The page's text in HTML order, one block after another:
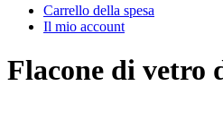
Bottiglie di birra
Carrello della spesa
Il mio account
Flacone di vetro